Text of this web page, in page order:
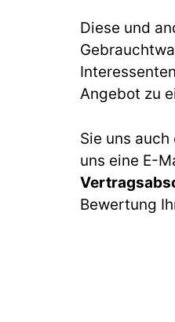
Diese und
Angebot zu
Sie uns
uns eine E-
Bewertung